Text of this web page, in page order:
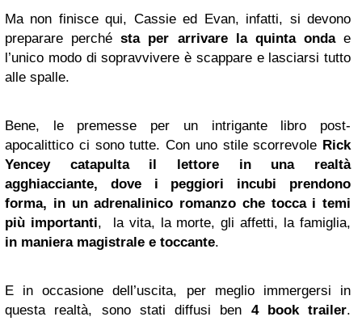
Ma non finisce qui, Cassie ed Evan, infatti, si devono
preparare perchésta per arrivare la quinta ondae
l’unico modo di sopravvivere è scappare e lasciarsi tutto
alle spalle.
Bene, le premesse per un intrigante libro post-
apocalittico ci sono tutte. Con uno stile scorrevole Rick
Yencey catapulta il lettore in una realtà
agghiacciante, dove i peggiori incubi prendono
forma, in un adrenalinico romanzo che tocca i temi
più importanti, la vita, la morte, gli affetti, la famiglia,
in maniera magistrale e toccante.
E in occasione dell’uscita, per meglio immergersi in
questa realtà, sono stati diffusi ben 4 book trailer.